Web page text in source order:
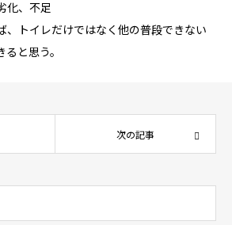
化、不足
、トイレだけではなく他の普段できない
と思う。
次の記事